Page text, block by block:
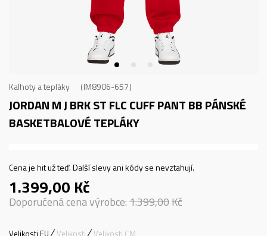
Kalhoty a tepláky IM8906-657
JORDAN M J BRK ST FLC CUFF PANT BBPÁNSKÉ
BASKETBALOVÉ TEPLÁKY
Cena je hit už teď. Další slevy ani kódy se nevztahují.
1.399,00 Kč
Doporučená cena výrobce:1.399,00Kč
Velikosti EU Velikosti Velikosti CM